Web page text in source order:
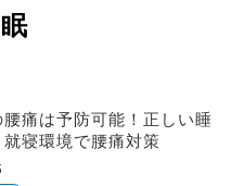
っかけ
す
痛は予防可能！正しい睡
寝環境で腰痛対策